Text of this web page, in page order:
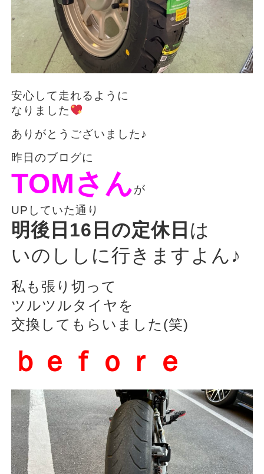
安心して走れるように
なりました
ありがとうございました♪
昨日のブログに
TOMさんが
UPしていた通り
明後日16日の定休日 は
いのししに行きますよん♪
私も張り切って
ツルツルタイヤを
交換してもらいました(笑)
ｂｅｆｏｒｅ